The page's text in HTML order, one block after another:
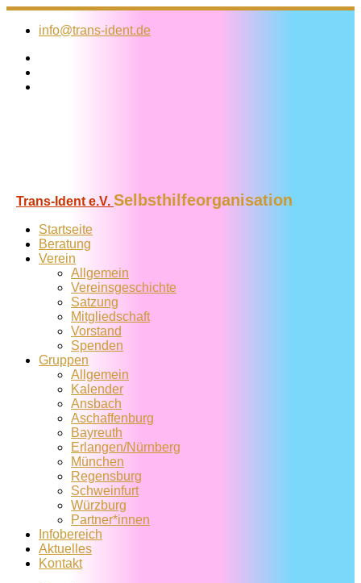
Zum
Inhalt
info@trans-ident.de
Trans-Ident e.V. Selbsthilfeorganisation
Startseite
Beratung
Verein
Allgemein
Vereins­geschichte
Satzung
Mitglied­schaft
Vorstand
Spenden
Gruppen
Allgemein
Kalender
Ansbach
Aschaffenburg
Bayreuth
Erlangen/Nürnberg
München
Regensburg
Schweinfurt
Würzburg
Partner*innen
Infobereich
Aktuelles
Kontakt